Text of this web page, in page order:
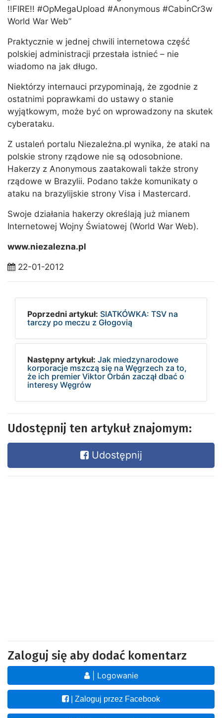
!!FIRE!! #OpMegaUpload #Anonymous #CabinCr3w
World War Web”
Praktycznie w jednej chwili internetowa część
polskiej administracji przestała istnieć – nie
wiadomo na jak długo.
Niektórzy internauci przypominają, że zgodnie z
ostatnimi poprawkami do ustawy o stanie
wyjątkowym, może być on wprowadzony na skutek
cyberataku.
Z ustaleń portalu Niezależna.pl wynika, że ataki na
polskie strony rządowe nie są odosobnione.
Hakerzy z Anonymous zaatakowali także strony
rządowe w Brazylii. Podano także komunikaty o
ataku na brazylijskie strony Visa i Mastercard.
Swoje działania hakerzy określają już mianem
Internetowej Wojny Światowej (World War Web).
www.niezalezna.pl
22-01-2012
Poprzedni artykuł: SIATKÓWKA: TSV na
tarczy po meczu z Głogovią
Następny artykuł: Jak miedzynarodowe
korporacje mszczą się na Węgrzech za to,
że ich premier Viktor Orbán zaczął dbać o
interesy Węgrów
Udostępnij ten artykuł znajomym:
Udostępnij
Zaloguj się aby dodać komentarz
| Logowanie
| Zaloguj przez Facebook